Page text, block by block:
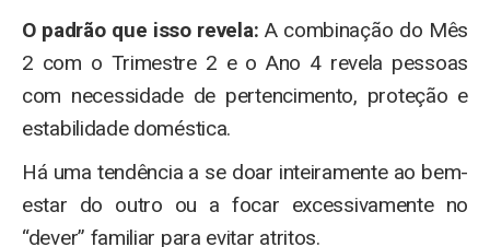
O padrão que isso revela: A combinação do Mês
2 com o Trimestre 2 e o Ano 4 revela pessoas
com necessidade de pertencimento, proteção e
estabilidade doméstica.
Há uma tendência a se doar inteiramente ao bem-
estar do outro ou a focar excessivamente no
“dever” familiar para evitar atritos.